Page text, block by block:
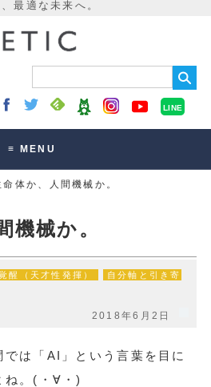
LINE
≡ MENU
未来最適化とは
講座・セッション
読みもの
体か、人間機械か。
機械か。
醒（天才性発揮） 自分軸と引き寄
2018年6月2日
は「AI」という言葉を目に
ね。(・∀・)